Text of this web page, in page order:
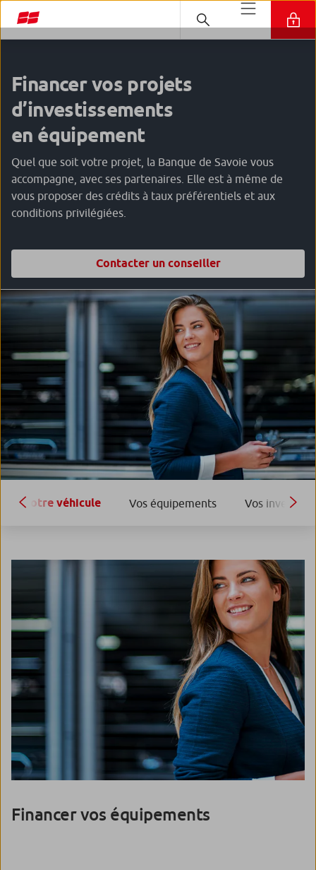
Financer vos projets
d’investissements
en équipement
Quel que soit votre projet, la Banque de Savoie vous
accompagne, avec ses partenaires. Elle est à même de
vous proposer des crédits à taux préférentiels et aux
conditions privilégiées.
Contacter un conseiller
Votre véhicule Vos équipements Vos
Financer vos équipements